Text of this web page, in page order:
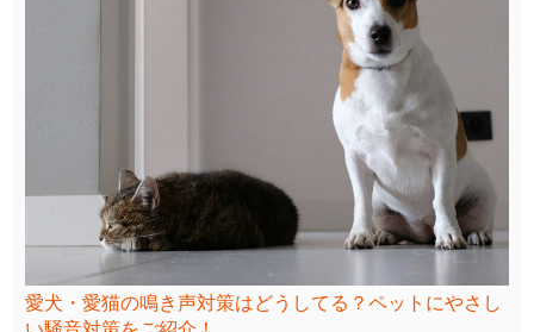
愛犬・愛猫の鳴き声対策はどうしてる？ペットにやさし